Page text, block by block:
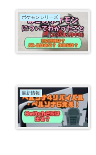
ポケモンシリーズ
最新情報